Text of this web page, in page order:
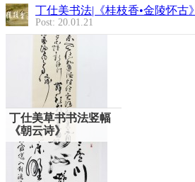
丁仕美书法|《桂枝香•金陵怀古》
Post: 20.01.21
丁仕美草书书法竖幅
《朝云诗》